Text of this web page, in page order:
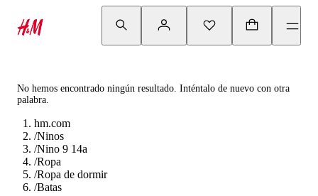
No hemos encontrado ningún resultado. Inténtalo de nuevo con otra
palabra.
hm.com
/Ninos
/Nino 9 14a
/Ropa
/Ropa de dormir
/Batas